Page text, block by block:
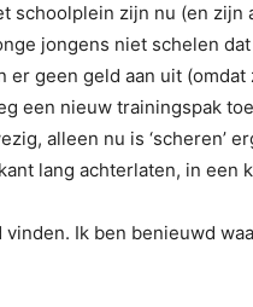
schoolplein zijn nu (en zijn
jongens niet schelen
er geen geld aan uit
een nieuw trainingspak
alleen nu is ‘scheren’
lang achterlaten, in een
Ik ben benieuwd